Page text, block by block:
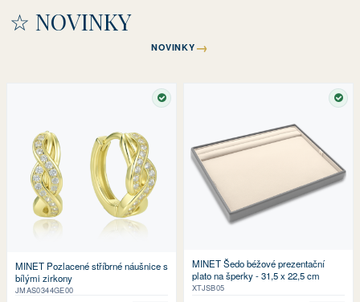
☆ NOVINKY
NOVINKY →
SKLADEM
MINET Pozlacené stříbrné náušnice s
bílými zirkony
JMAS0344GE00
MINET Šedo béžové prezentační
plato na šperky - 31,5 x 22,5 cm
XTJSB05